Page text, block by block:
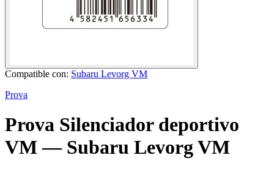
Compatible con: Subaru Levorg VM
Prova
Prova Silenciador deportivo
VM— Subaru Levorg VM